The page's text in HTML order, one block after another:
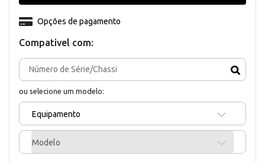
Compativel com:
ou selecione um modelo:
Equipamento
Modelo
Opções de pagamento